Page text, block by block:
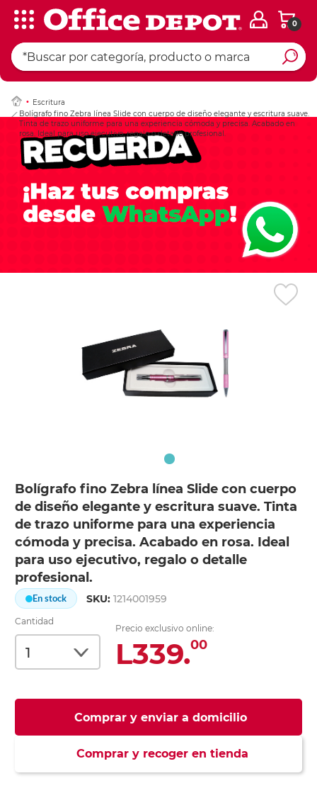
0
Escritura
Bolígrafo fino Zebra línea Slide con cuerpo de diseño elegante y escritura suave.
Tinta de trazo uniforme para una experiencia cómoda y precisa. Acabado en
rosa. Ideal para uso ejecutivo, regalo o detalle profesional.
Bolígrafo fino Zebra línea Slide con cuerpo
de diseño elegante y escritura suave. Tinta
de trazo uniforme para una experiencia
cómoda y precisa. Acabado en rosa. Ideal
para uso ejecutivo, regalo o detalle
profesional.
En stock SKU:1214001959
Cantidad
Precio exclusivo online:
L339.00
Comprar y enviar a domicilio
Comprar y recoger en tienda
Ingresar Codigo